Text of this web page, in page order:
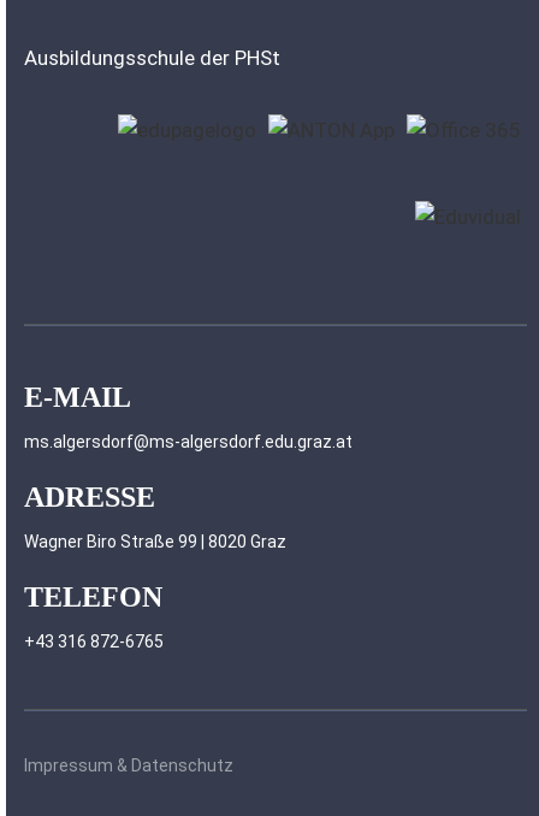
Ausbildungsschule der PHSt
E-MAIL
ms.algersdorf@ms-algersdorf.edu.graz.at
ADRESSE
Wagner Biro Straße 99 | 8020 Graz
TELEFON
+43 316 872-6765
Impressum & Datenschutz